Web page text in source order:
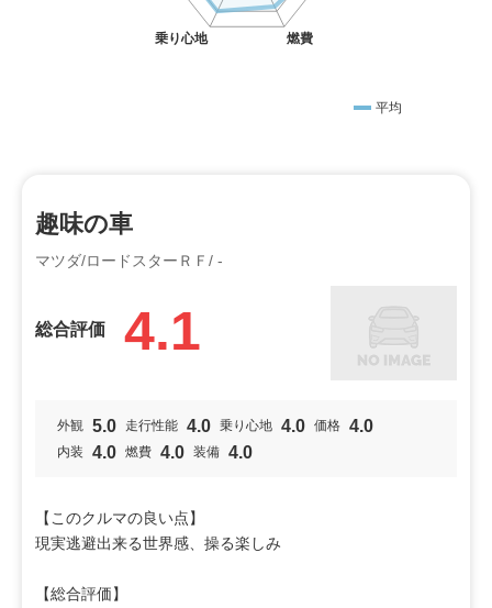
平均
趣味の車
マツダ/ロードスターＲＦ/ -
総合評価 4.1
外観 5.0 走行性能 4.0 乗り心地 4.0 価格 4.0
内装 4.0 燃費 4.0 装備 4.0
【このクルマの良い点】
現実逃避出来る世界感、操る楽しみ
【総合評価】